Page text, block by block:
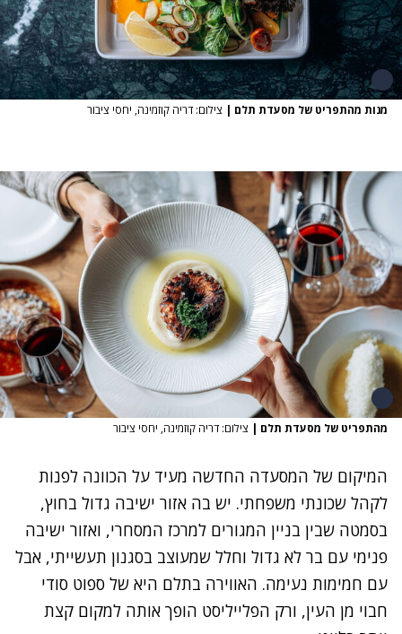
מנות מהתפריט של מסעדת תלם | צילום: דריה קוזמינה, יחסי ציבור
מהתפריט של מסעדת תלם | צילום: דריה קוזמינה, יחסי ציבור
המיקום של המסעדה החדשה מעיד על הכוונה לפנות
לקהל שכונתי משפחתי. יש בה אזור ישיבה גדול בחוץ,
בסמטה שבין בניין המגורים למרכז המסחרי, ואזור ישיבה
פנימי עם בר לא גדול וחלל שמעוצב בסגנון תעשייתי, אבל
עם חמימות נעימה. האווירה בתלם היא של ספוט סודי
חבוי מן העין, ורק הפלייליסט הופך אותה למקום קצת